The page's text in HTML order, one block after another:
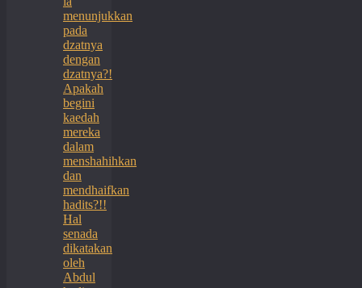
menunjukkan
pada
dzatnya
dengan
dzatnya?!
Apakah
begini
kaedah
mereka
dalam
menshahihkan
dan
mendhaifkan
hadits?!!
Hal
senada
dikatakan
oleh
Abdul